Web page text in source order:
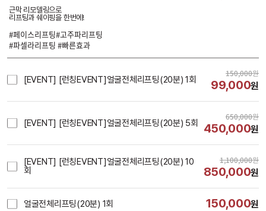
근막 리모델링으로
리프팅과 쉐이핑을 한번에!
#페이스리프팅#고주파리프팅
#파셀라리프팅 #빠른효과
[EVENT] [런칭EVENT]얼굴전체리프팅(20분) 1회
150,000원
99,000원
[EVENT] [런칭EVENT]얼굴전체리프팅(20분) 5회
650,000원
450,000원
[EVENT] [런칭EVENT]얼굴전체리프팅(20분) 10
회
1,100,000원
850,000원
얼굴전체리프팅(20분) 1회 150,000원